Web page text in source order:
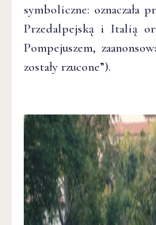
symboliczne: oznaczała
Przedalpejską i Italią
Pompejuszem,
zostały rzucone”).